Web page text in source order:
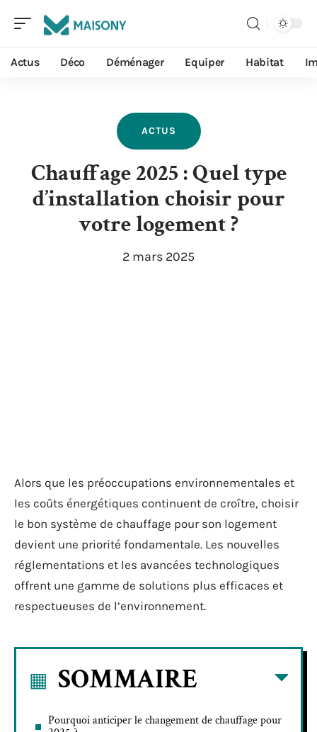
Actus Déco Déménager Equiper Habitat
ACTUS
Chauffage 2025 : Quel type
d’installation choisir pour
votre logement ?
2 mars 2025
Alors que les préoccupations environnementales et
les coûts énergétiques continuent de croître, choisir
le bon système de chauffage pour son logement
devient une priorité fondamentale. Les nouvelles
réglementations et les avancées technologiques
offrent une gamme de solutions plus efficaces et
respectueuses de l’environnement.
SOMMAIRE
Pourquoi anticiper le changement de chauffage pour